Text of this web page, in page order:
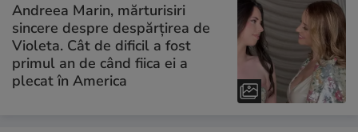
Andreea Marin, mărturisiri
sincere despre despărțirea de
Violeta. Cât de dificil a fost
primul an de când fiica ei a
plecat în America